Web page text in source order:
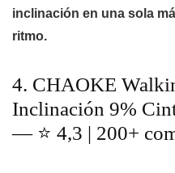
inclinación en una sola
ritmo.
4. CHAOKE
Inclinación 9%
— ⭐ 4,3 | 200+